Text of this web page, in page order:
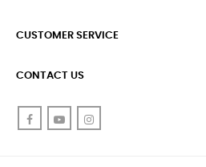
CUSTOMER SERVICE
CONTACT US
FacebookYouTube